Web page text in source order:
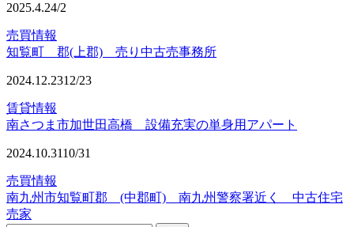
2025.4.24/2
売買情報
知覧町 郡(上郡) 売り中古売事務所
2024.12.2312/23
賃貸情報
南さつま市加世田高橋 設備充実の単身用アパート
2024.10.3110/31
売買情報
南九州市知覧町郡 (中郡町) 南九州警察署近く 中古住宅
売家